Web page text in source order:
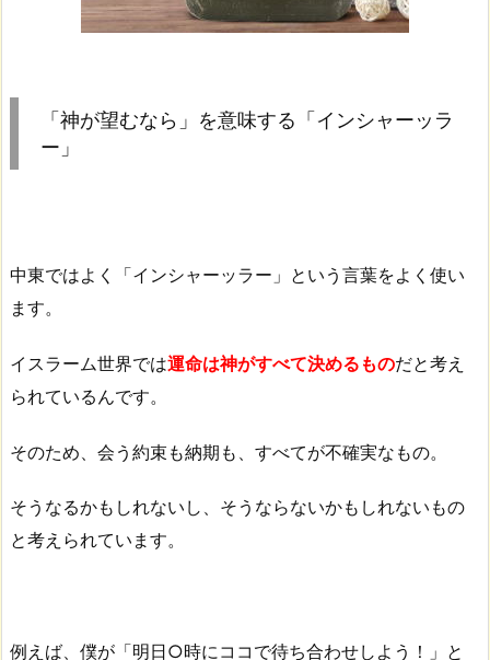
「神が望むなら」を意味する「インシャーッラ
ー」
中東ではよく「インシャーッラー」という言葉をよく使い
ます。
イスラーム世界では運命は神がすべて決めるものだと考え
られているんです。
そのため、会う約束も納期も、すべてが不確実なもの。
そうなるかもしれないし、そうならないかもしれないもの
と考えられています。
例えば、僕が「明日○時にココで待ち合わせしよう！」と